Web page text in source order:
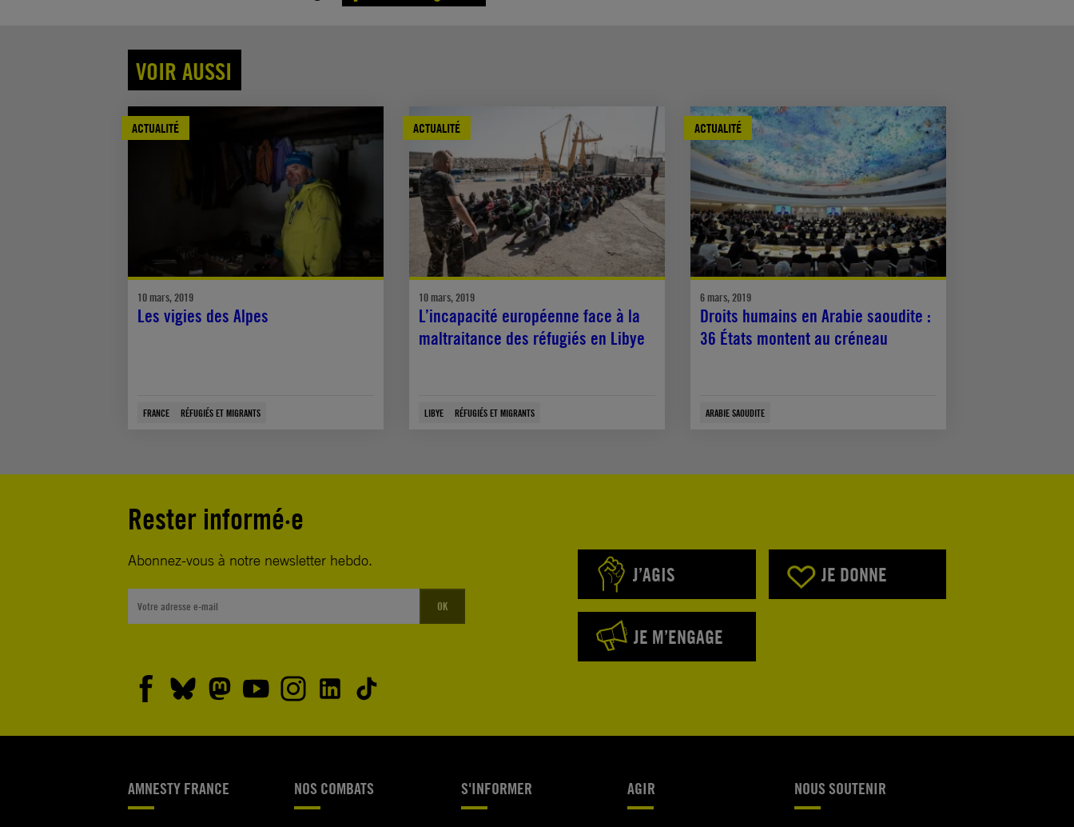
VOIR AUSSI
ACTUALITÉ
10 mars, 2019
Les vigies des Alpes
FRANCE RÉFUGIÉS ET MIGRANTS
ACTUALITÉ
10 mars, 2019
L’incapacité européenne face à la
maltraitance des réfugiés en Libye
LIBYE RÉFUGIÉS ET MIGRANTS
ACTUALITÉ
6 mars, 2019
Droits humains en Arabie saoudite :
36 États montent au créneau
ARABIE SAOUDITE
Rester informé·e
Abonnez-vous à notre newsletter hebdo.
OK
J’AGIS JE DONNE
JE M’ENGAGE
AMNESTY FRANCE NOS COMBATS S'INFORMER AGIR NOUS SOUTENIR